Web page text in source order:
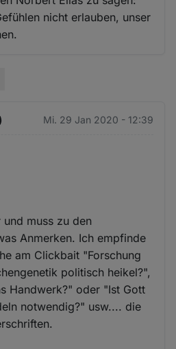
nicht erlauben, unser
Mi. 29 Jan 2020 - 12:39
muss zu den
Anmerken. Ich empfinde
am Clickbait "Forschung
politisch heikel?",
Handwerk?" oder "Ist Gott
notwendig?" usw.... die